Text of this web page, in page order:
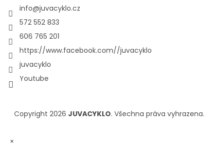
info@juvacyklo.cz
572 552 833
606 765 201
https://www.facebook.com//juvacyklo
juvacyklo
Youtube
Copyright 2026 JUVACYKLO. Všechna práva vyhrazena.
×